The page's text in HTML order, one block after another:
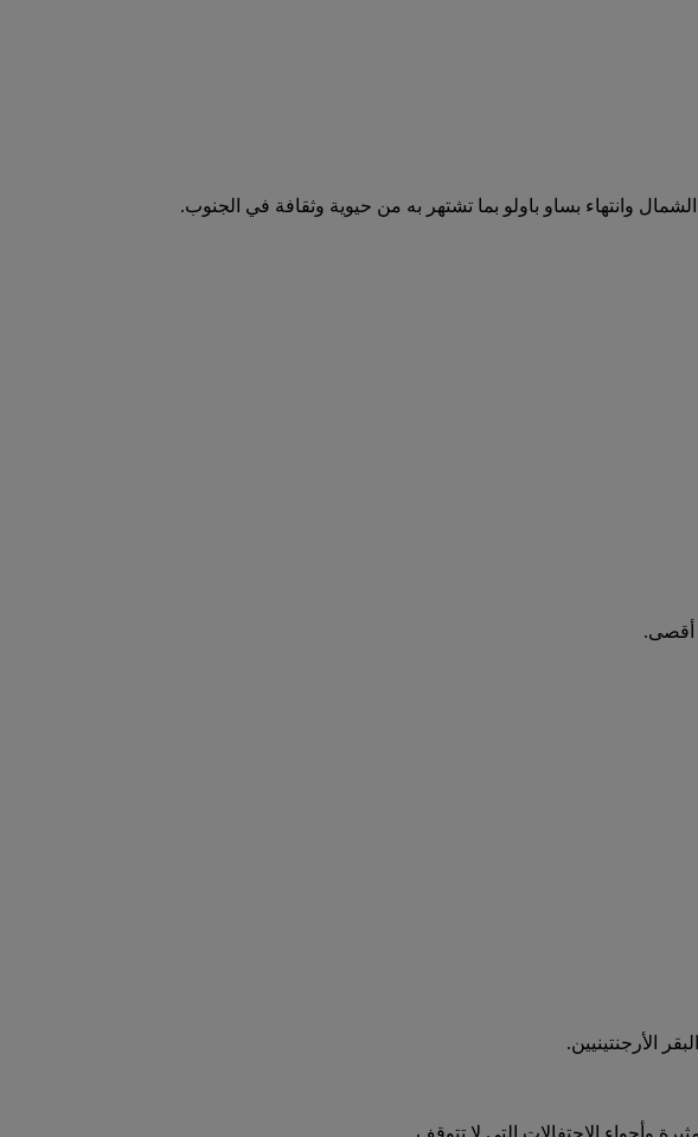
وانتهاء بساو باولو بما تشتهر به من حيوية وثقافة في الجنوب.
أقصى.
الأرجنتينيين.
وأجواء الاحتفالات التي لا تتوقف.